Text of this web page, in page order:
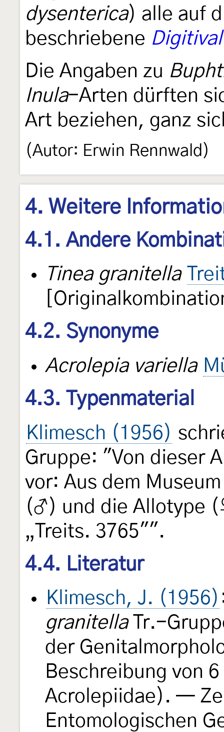
dysenterica) alle auf
beschriebene
Die Angaben zu
Inula-Arten dürften
Art beziehen, ganz
(Autor: Erwin Rennwald)
4. Weitere
4.1. Andere
Tinea granitella
4.2. Synonyme
Acrolepia variella
4.3. Typenmaterial
Klimesch (1956)
Gruppe: "Von dieser
vor: Aus dem
(♂) und die Allotype
„Treits. 3765"".
4.4. Literatur
Klimesch, J. (1956)
granitellaTr.-
der
Beschreibung von
Acrolepiidae). —
Entomologischen